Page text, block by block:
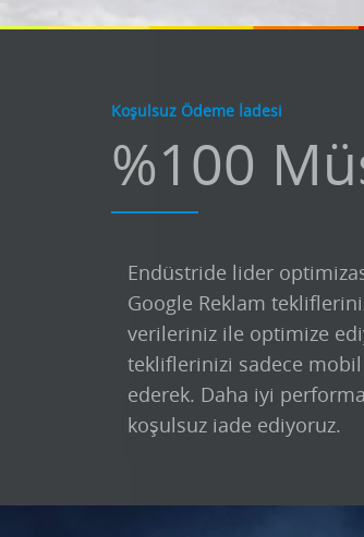
Koşulsuz Ödeme İadesi
%100
Endüstride lider
Google Reklam
verileriniz ile optimize
tekliflerinizi sadece
ederek. Daha iyi
koşulsuz iade ediyoruz.